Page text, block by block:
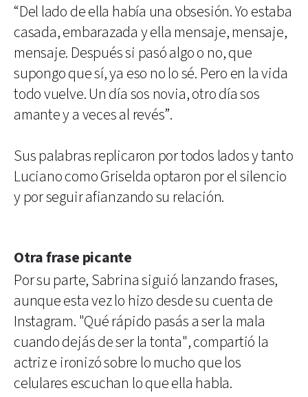
“Del lado de ella había una obsesión. Yo estaba
casada, embarazada y ella mensaje, mensaje,
mensaje. Después si pasó algo o no, que
supongo que sí, ya eso no lo sé. Pero en la vida
todo vuelve. Un día sos novia, otro día sos
amante y a veces al revés”.
Sus palabras replicaron por todos lados y tanto
Luciano como Griselda optaron por el silencio
y por seguir afianzando su relación.
Otra frase picante
Por su parte, Sabrina siguió lanzando frases,
aunque esta vez lo hizo desde su cuenta de
Instagram. "Qué rápido pasás a ser la mala
cuando dejás de ser la tonta", compartió la
actriz e ironizó sobre lo mucho que los
celulares escuchan lo que ella habla.